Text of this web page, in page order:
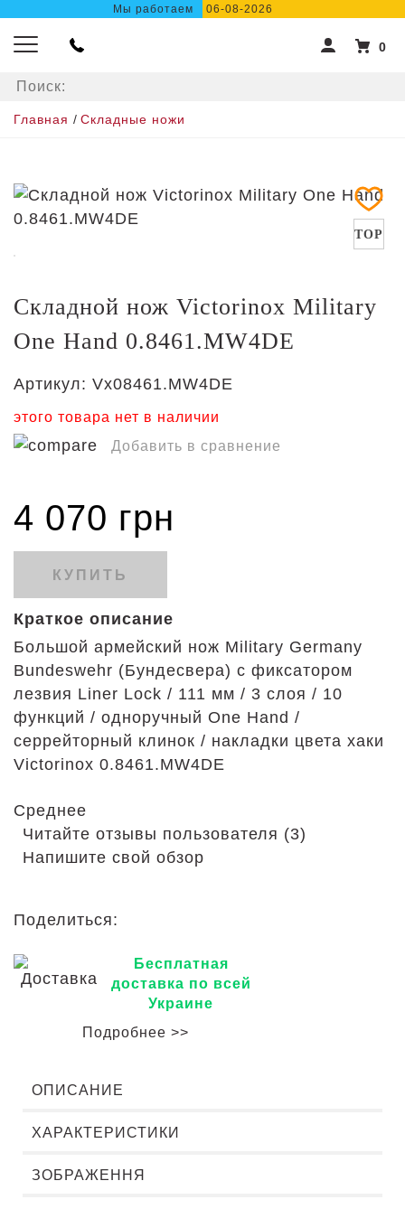
Мы работаем 06-08-2026
0
Главная / Складные ножи
TOP
Складной нож Victorinox Military
One Hand 0.8461.MW4DE
Артикул: Vx08461.MW4DE
этого товара нет в наличии
Добавить в сравнение
4 070 грн
КУПИТЬ
Краткое описание
Большой армейский нож Military Germany
Bundeswehr (Бундесвера) с фиксатором
лезвия Liner Lock / 111 мм / 3 слоя / 10
функций / одноручный One Hand /
серрейторный клинок / накладки цвета хаки
Victorinox 0.8461.MW4DE
Среднее
Читайте отзывы пользователя (3)
Напишите свой обзор
Поделиться:
Бесплатная
доставка по всей
Украине
Подробнее >>
ОПИСАНИЕ
ХАРАКТЕРИСТИКИ
ЗОБРАЖЕННЯ